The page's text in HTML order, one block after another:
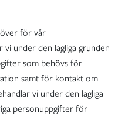
för vår
vi under den lagliga grunden
som behövs för
samt för kontakt om
vi under den lagliga
personuppgifter för